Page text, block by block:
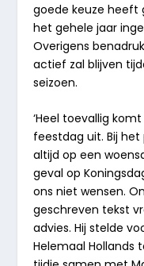
goede keuze heeft
het gehele jaar
Overigens
actief zal blijven
seizoen.
‘Heel toevallig
feestdag uit. Bij
altijd op een
geval op
ons niet wensen.
geschreven tekst
advies. Hij stelde
Helemaal Hollands